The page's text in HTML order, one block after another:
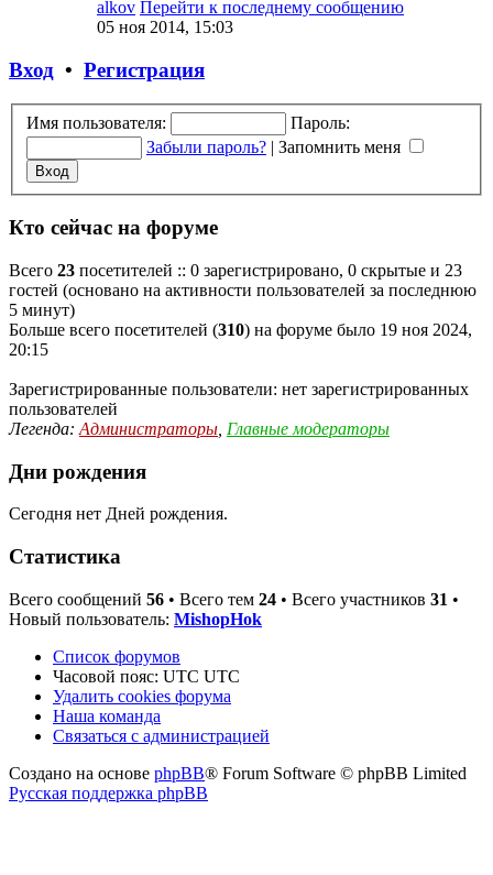
alkov Перейти к последнему сообщению
05 ноя 2014, 15:03
Вход • Регистрация
Имя пользователя:
Пароль:
Забыли пароль? | Запомнить меня
Кто сейчас на форуме
Всего 23 посетителей :: 0 зарегистрировано, 0 скрытые и 23
гостей (основано на активности пользователей за последнюю
5 минут)
Больше всего посетителей (310) на форуме было 19 ноя 2024,
20:15
Зарегистрированные пользователи: нет зарегистрированных
пользователей
Легенда: Администраторы Главные модераторы
Дни рождения
Сегодня нет Дней рождения.
Статистика
Всего сообщений 56 • Всего тем 24 • Всего участников 31 •
Новый пользователь: MishopHok
Список форумов
Часовой пояс: UTC UTC
Удалить cookies форума
Наша команда
Связаться с администрацией
Создано на основе phpBB® Forum Software © phpBB Limited
Русская поддержка phpBB